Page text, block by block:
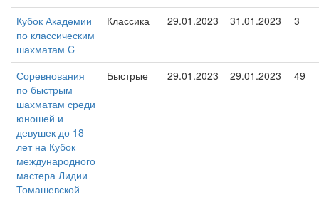
Кубок Академии
по классическим
шахматам C
Классика 29.01.2023 31.01.2023 3
Соревнования
по быстрым
шахматам среди
юношей и
девушек до 18
лет на Кубок
международного
мастера Лидии
Томашевской
Быстрые 29.01.2023 29.01.2023 49